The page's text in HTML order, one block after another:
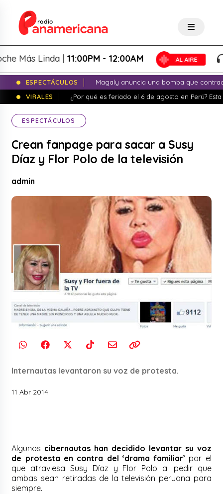
Más Linda |11:00PM - 12:00AM
ESPECTÁCULOS
Magaly anuncia una bomba que
VIRALES
¿Por qué es feriado el 6 de agosto en Perú?
ESPECTÁCULOS
Crean fanpage para sacar a Susy
Díaz y Flor Polo de la televisión
admin
Internautas levantaron su voz de protesta.
11 Abr 2014
Algunos cibernautas han decidido levantar su voz
de protesta en contra del ‘drama familiar’ por el
que atraviesa Susy Díaz y Flor Polo al pedir que
ambas sean retiradas de la televisión peruana para
siempre.